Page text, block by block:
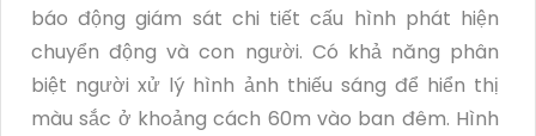
báo động giám sát chi tiết cấu hình phát hiện
chuyển động và con người. Có khả năng phân
biệt người xử lý hình ảnh thiếu sáng để hiển thị
màu sắc ở khoảng cách 60m vào ban đêm. Hình